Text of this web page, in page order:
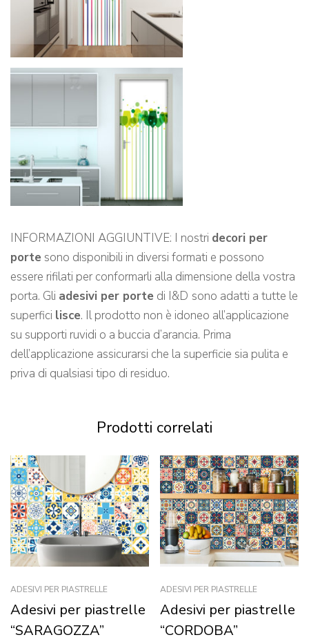
INFORMAZIONI AGGIUNTIVE: I nostri decori per
porte sono disponibili in diversi formati e possono
essere rifilati per conformarli alla dimensione della vostra
porta. Gli adesivi per porte di I&D sono adatti a tutte le
superfici lisce. Il prodotto non è idoneo all’applicazione
su supporti ruvidi o a buccia d’arancia. Prima
dell’applicazione assicurarsi che la superficie sia pulita e
priva di qualsiasi tipo di residuo.
Prodotti correlati
ADESIVI PER PIASTRELLE
Adesivi per piastrelle
“SARAGOZZA”
ADESIVI PER PIASTRELLE
Adesivi per piastrelle
“CORDOBA”